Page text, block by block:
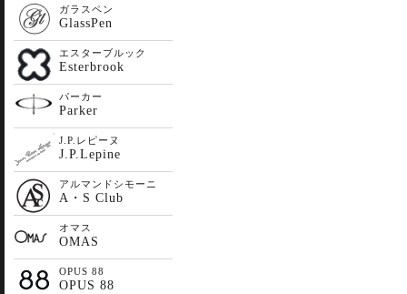
ガラスペン
GlassPen
エスターブルック
Esterbrook
パーカー
Parker
J.P.レピーヌ
J.P.Lepine
アルマンドシモーニ
A・S Club
オマス
OMAS
OPUS 88
OPUS 88